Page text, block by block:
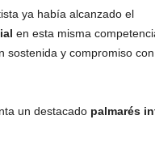
ya había alcanzado el
en esta misma
sostenida y compromiso
un destacado palmarés